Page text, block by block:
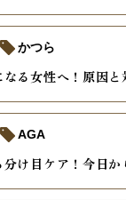
る女性へ！原因
かつら
分け目ケア！今日
AGA